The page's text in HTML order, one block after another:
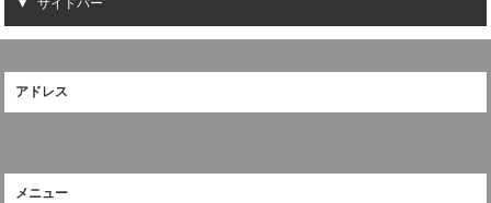
アドレス
メニュー